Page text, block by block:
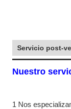
Servicio post-
Nuestro
1 Nos